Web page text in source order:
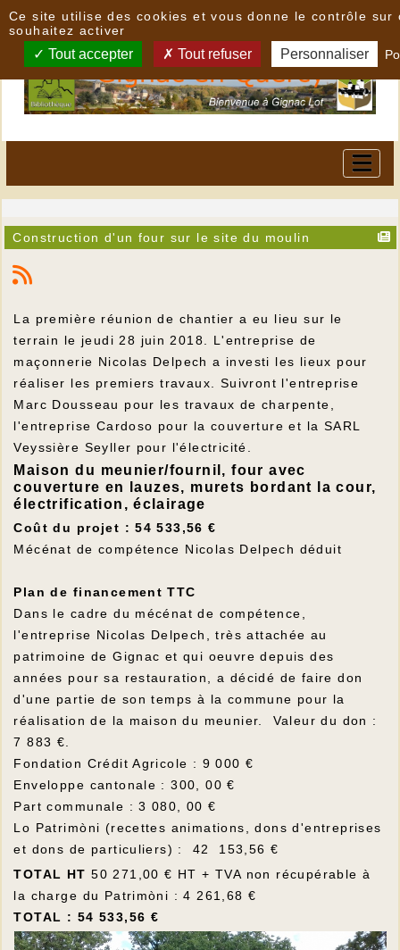
Construction d'un four sur le site du moulin
La première réunion de chantier a eu lieu sur le
terrain le jeudi 28 juin 2018. L'entreprise de
maçonnerie Nicolas Delpech a investi les lieux pour
réaliser les premiers travaux. Suivront l'entreprise
Marc Dousseau pour les travaux de charpente,
l'entreprise Cardoso pour la couverture et la SARL
Veyssière Seyller pour l'électricité.
Maison du meunier/fournil, four avec
couverture en lauzes, murets bordant la cour,
électrification, éclairage
Coût du projet : 54 533,56 €
Mécénat de compétence Nicolas Delpech déduit
Plan de financement TTC
Dans le cadre du mécénat de compétence,
l'entreprise Nicolas Delpech, très attachée au
patrimoine de Gignac et qui oeuvre depuis des
années pour sa restauration, a décidé de faire don
d'une partie de son temps à la commune pour la
réalisation de la maison du meunier. Valeur du don :
7 883 €.
Fondation Crédit Agricole : 9 000 €
Enveloppe cantonale : 300, 00 €
Part communale : 3 080, 00 €
Lo Patrimòni (recettes animations, dons d'entreprises
et dons de particuliers) : 42 153,56 €
TOTAL HT 50 271,00 € HT + TVA non récupérable à
la charge du Patrimòni : 4 261,68 €
TOTAL : 54 533,56 €
Ce site utilise des cookies et vous donne le contrôle sur
souhaitez activer
Tout accepter Tout refuser Personnaliser